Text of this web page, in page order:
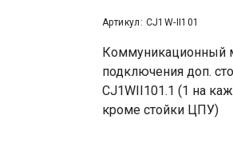
Артикул: CJ1W-II101
Коммуникационный
подключения доп.
CJ1WII101.1 (1 на
кроме стойки ЦПУ)